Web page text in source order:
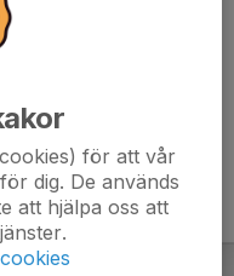
för att vår
dig. De används
att hjälpa oss att